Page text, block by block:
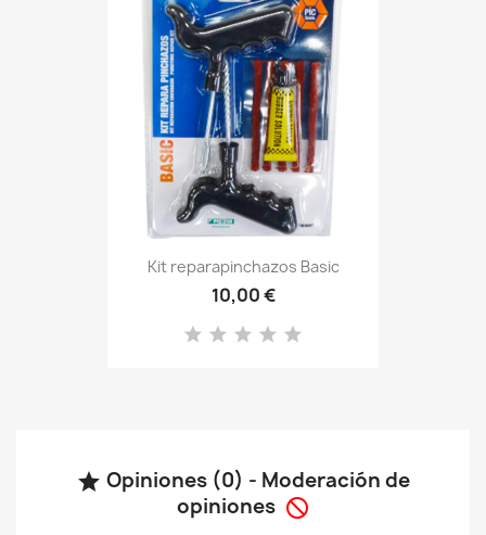
Kit reparapinchazos Basic
10,00 €
 Opiniones (0) - Moderación de
opiniones 